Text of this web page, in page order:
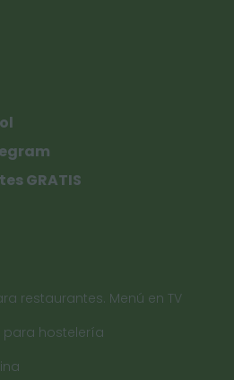
GRATIS
restaurantes. Menú en TV
para hostelería